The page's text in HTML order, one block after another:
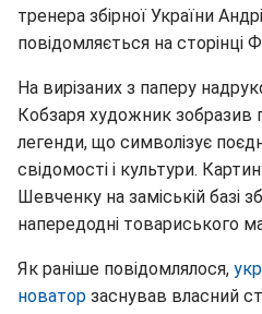
тренера збірної України
повідомляється на сторінці
На вирізаних з паперу
Кобзаря художник зобразив
легенди, що символізує
свідомості і культури.
Шевченку на заміській базі
напередодні товариського
Як раніше повідомлялося,
новатор заснував власний